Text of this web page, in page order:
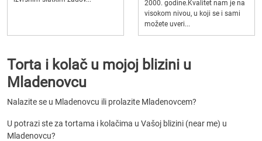
2000. godine.Kvalitet nam je na
visokom nivou, u koji se i sami
možete uveri...
Torta i kolač u mojoj blizini u
Mladenovcu
Nalazite se u Mladenovcu ili prolazite Mladenovcem?
U potrazi ste za tortama i kolačima u Vašoj blizini (near me) u
Mladenovcu?